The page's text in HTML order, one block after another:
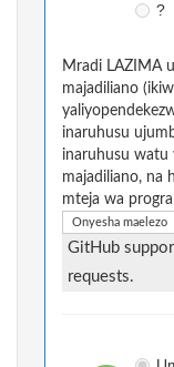
?
Mradi LAZIMA
majadiliano
inaruhusu
inaruhusu watu
majadiliano, na
mteja wa
Onyesha maelezo
GitHub
requests.